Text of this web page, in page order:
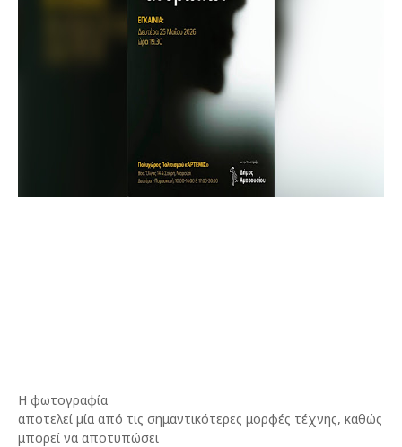
Η φωτογραφία
αποτελεί μία από τις σημαντικότερες μορφές τέχνης, καθώς
μπορεί να αποτυπώσει